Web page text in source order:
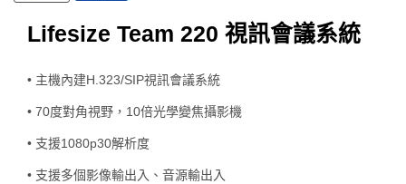
Lifesize Team 220 視訊會議系統
• 主機內建H.323/SIP視訊會議系統
• 70度對角視野，10倍光學變焦攝影機
• 支援1080p30解析度
• 支援多個影像輸出入、音源輸出入